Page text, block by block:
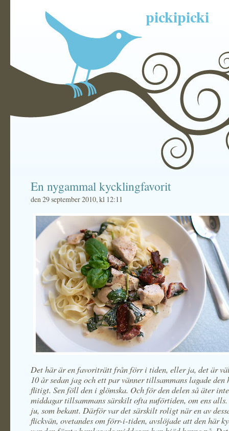
pickipicki
En nygammal kycklingfavorit
den 29 september 2010, kl 12:11
Det här är en favoriträtt från förr i tiden, eller ja, det är
10 år sedan jag och ett par vänner tillsammans lagade den
flitigt. Sen föll den i glömska. Och för den delen så äter
middagar tillsammans särskilt ofta nuförtiden, om ens
ju, som bekant. Därför var det särskilt roligt när en av
flickvän, ovetandes om förr-i-tiden, avslöjade att den här